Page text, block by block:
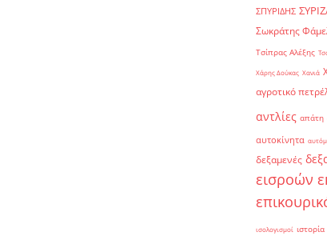
ΣΠΥΡΙΔΗΣ
Σωκράτης
Τσίπρας Αλέξης
Χάρης Δούκας Χανιά
αγροτικό
αντλίες απάτη
αυτοκίνητα
δεξαμενές
εισροών
ισολογισμοί ιστορία